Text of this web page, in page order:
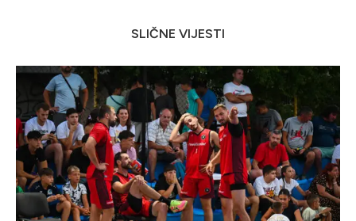
SLIČNE VIJESTI